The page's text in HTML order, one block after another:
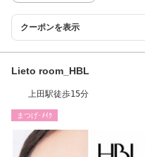
クーポンを表示
Lieto room_HBL
上田駅徒歩15分
まつげ･ﾒｲｸ